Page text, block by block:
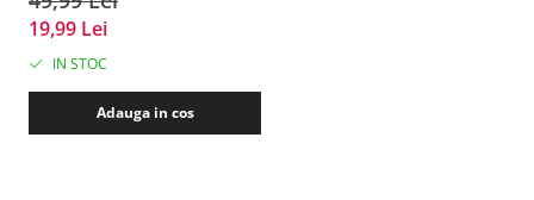
19,99 Lei
IN STOC
Adauga in cos